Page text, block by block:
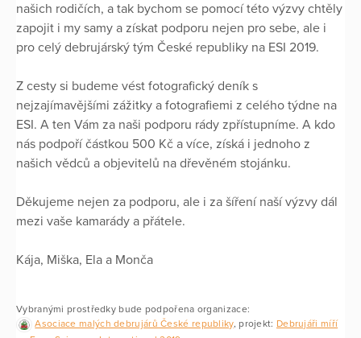
našich rodičích, a tak bychom se pomocí této výzvy chtěly
zapojit i my samy a získat podporu nejen pro sebe, ale i
pro celý debrujárský tým České republiky na ESI 2019.
Z cesty si budeme vést fotografický deník s
nejzajímavějšími zážitky a fotografiemi z celého týdne na
ESI. A ten Vám za naši podporu rády zpřístupníme. A kdo
nás podpoří částkou 500 Kč a více, získá i jednoho z
našich vědců a objevitelů na dřevěném stojánku.
Děkujeme nejen za podporu, ale i za šíření naší výzvy dál
mezi vaše kamarády a přátele.
Kája, Miška, Ela a Monča
Vybranými prostředky bude podpořena organizace:
Asociace malých debrujárů České republiky, projekt: Debrujáři míří